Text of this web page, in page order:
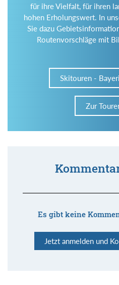
für ihre Vielfalt, für ihren
hohen Erholungswert. In
Sie dazu
Routenvorschläge mit
Skitouren -
Zur
Es gibt keine
Jetzt anmelden und